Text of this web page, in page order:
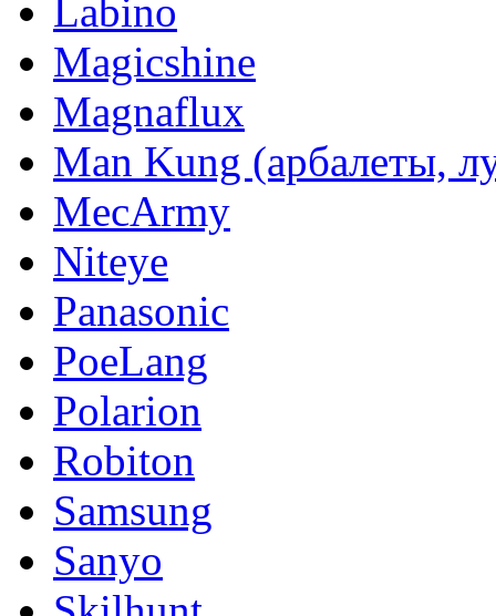
Labino
Magicshine
Magnaflux
Man Kung (арбалеты,
MecArmy
Niteye
Panasonic
PoeLang
Polarion
Robiton
Samsung
Sanyo